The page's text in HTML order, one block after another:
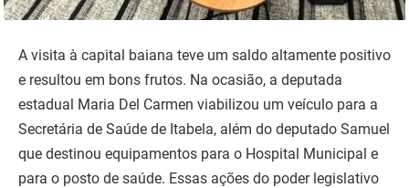
A visita à capital baiana teve um saldo altamente positivo
e resultou em bons frutos. Na ocasião, a deputada
estadual Maria Del Carmen viabilizou um veículo para a
Secretária de Saúde de Itabela, além do deputado Samuel
que destinou equipamentos para o Hospital Municipal e
para o posto de saúde. Essas ações do poder legislativo